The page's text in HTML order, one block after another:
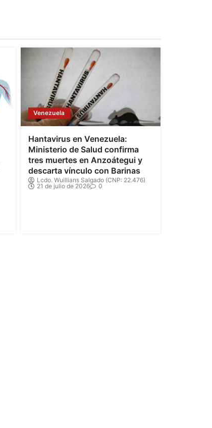
Venezuela
Hantavirus en Venezuela:
Ministerio de Salud confirma
tres muertes en Anzoátegui y
descarta vínculo con Barinas
Lcdo. Wuillians Salgado (CNP: 22.476)
21 de julio de 2026
0